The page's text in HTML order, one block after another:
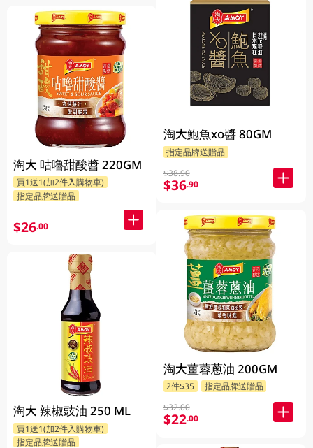
淘大 咕嚕甜酸醬 220GM
買1送1(加2件入購物車)
指定品牌送贈品
$26.00
淘大 辣椒豉油 250 ML
買1送1(加2件入購物車)
指定品牌送贈品
淘大鮑魚xo醬 80GM
指定品牌送贈品
$38.90
$36.90
淘大薑蓉蔥油 200GM
2件$35
指定品牌送贈品
$32.00
$22.00